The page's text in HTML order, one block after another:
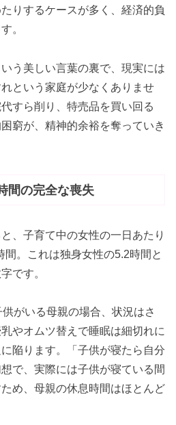
りするケースが多く、経済的負
。
う美しい言葉の裏で、現実には
という家庭が少なくありませ
すら削り、特売品を買い回る
窮が、精神的余裕を奪っていき
間の完全な喪失
、子育て中の女性の一日あたり
。これは独身女性の5.2時間と
です。
がいる母親の場合、状況はさ
やオムツ替えで睡眠は細切れに
陥ります。「子供が寝たら自分
で、実際には子供が寝ている間
め、母親の休息時間はほとんど